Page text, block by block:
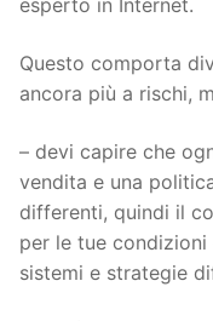
esperto in Internet.
Questo comporta
ancora più a rischi,
– devi capire che
vendita e una
differenti, quindi il
per le tue
sistemi e strategie